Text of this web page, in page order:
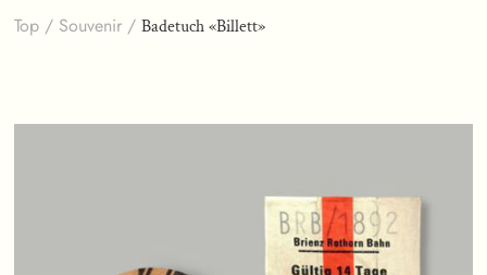
Top / Souvenir / Badetuch «Billett»